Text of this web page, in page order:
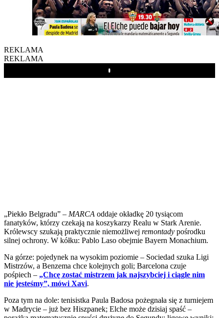
REKLAMA
REKLAMA
Play
„Piekło Belgradu” – MARCA oddaje okładkę 20 tysiącom
fanatyków, którzy czekają na koszykarzy Realu w Stark Arenie.
Królewscy szukają praktycznie niemożliwej remontady pośrodku
silnej ochrony. W kółku: Pablo Laso obejmie Bayern Monachium.
Na górze: pojedynek na wysokim poziomie – Sociedad szuka Ligi
Mistrzów, a Benzema chce kolejnych goli; Barcelona czuje
pośpiech – „Chcę zostać mistrzem jak najszybciej i ciągle nim
nie jesteśmy”, mówi Xavi.
Poza tym na dole: tenisistka Paula Badosa pożegnała się z turniejem
w Madrycie – już bez Hiszpanek; Elche może dzisiaj spaść –